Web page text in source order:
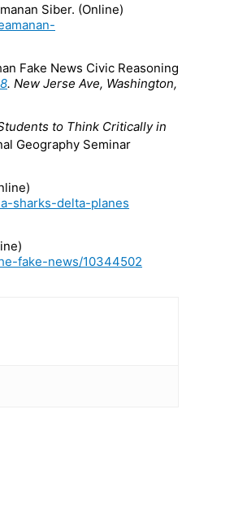
Siber. (Online)
Fake News Civic Reasoning
. New Jerse Ave, Washington,
to Think Critically in
Geography Seminar
sharks-delta-planes
fake-news/10344502